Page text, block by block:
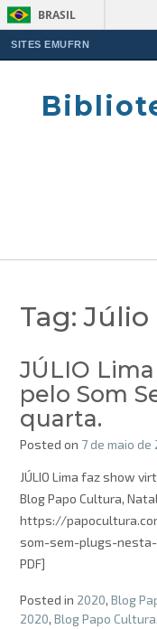
BRASIL
SITES EMUFRN
Tag:Júlio
JÚLIO
pelo Som
quarta.
Posted on 7 de maio de
JÚLIO Lima faz show
Blog Papo Cultura,
https://
som-sem-plugs-nesta-
PDF]
Posted in 2020, Blog
2020, Blog Papo Cultura